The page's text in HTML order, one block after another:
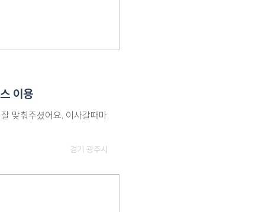
이용
맞춰주셨어요. 이사갈때마
경기 광주시